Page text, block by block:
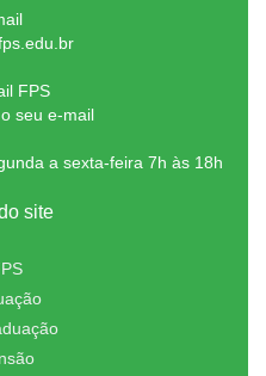
FPS
seu e-mail
a sexta-feira 7h às 18h
site